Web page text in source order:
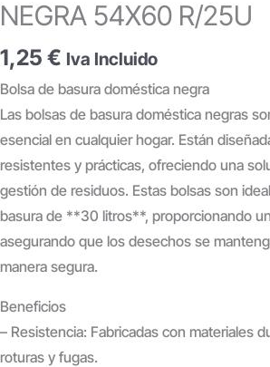
NEGRA 54X60 R/25U
1,25 € Iva Incluido
Bolsa de basura doméstica negra
Las bolsas de basura doméstica negras
esencial en cualquier hogar. Están
resistentes y prácticas, ofreciendo una
gestión de residuos. Estas bolsas son
basura de **30 litros**, proporcionando
asegurando que los desechos se
manera segura.
Beneficios
– Resistencia: Fabricadas con materiales
roturas y fugas.